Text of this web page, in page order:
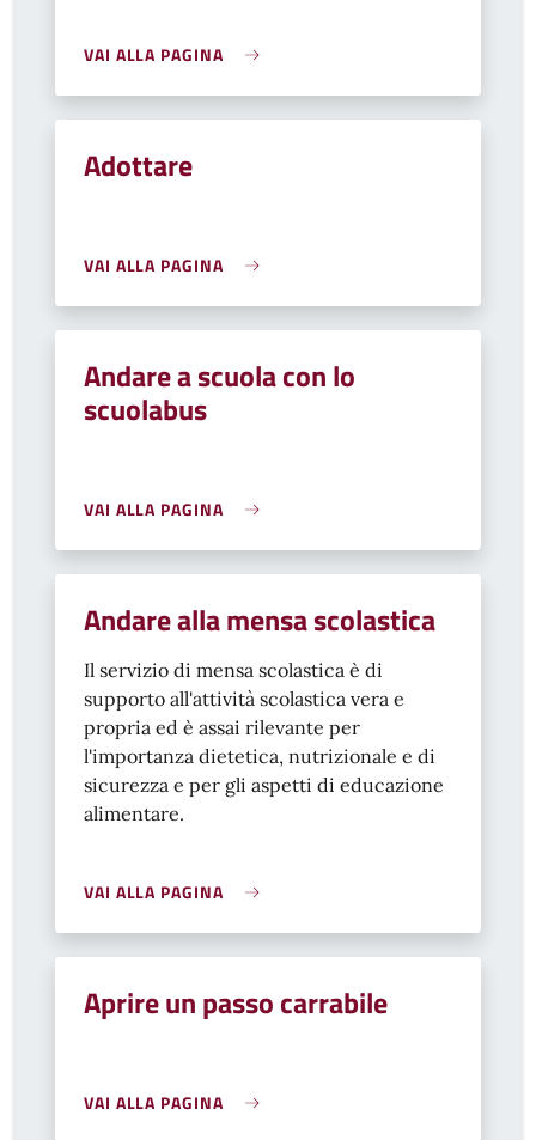
VAI ALLA PAGINA
Adottare
VAI ALLA PAGINA
Andare a scuola con lo
scuolabus
VAI ALLA PAGINA
Andare alla mensa scolastica
Il servizio di mensa scolastica è di
supporto all'attività scolastica vera e
propria ed è assai rilevante per
l'importanza dietetica, nutrizionale e di
sicurezza e per gli aspetti di educazione
alimentare.
VAI ALLA PAGINA
Aprire un passo carrabile
VAI ALLA PAGINA